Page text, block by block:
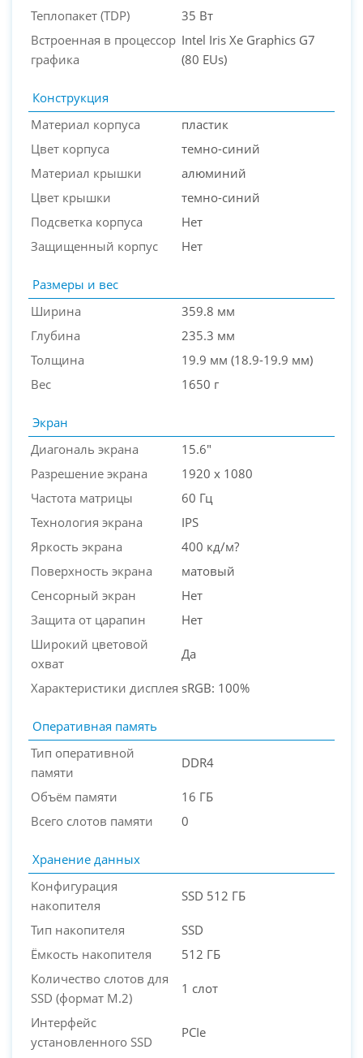
Теплопакет (TDP)
35 Вт
Встроенная в процессор
графика
Intel Iris Xe Graphics G7
(80 EUs)
Конструкция
Материал корпуса
пластик
Цвет корпуса
темно-синий
Материал крышки
алюминий
Цвет крышки
темно-синий
Подсветка корпуса
Нет
Защищенный корпус
Нет
Размеры и вес
Ширина
359.8 мм
Глубина
235.3 мм
Толщина
19.9 мм (18.9-19.9 мм)
Вес
1650 г
Экран
Диагональ экрана
15.6"
Разрешение экрана
1920 x 1080
Частота матрицы
60 Гц
Технология экрана
IPS
Яркость экрана
400 кд/м?
Поверхность экрана
матовый
Сенсорный экран
Нет
Защита от царапин
Нет
Широкий цветовой
охват
Да
Характеристики дисплея sRGB: 100%
Оперативная память
Тип оперативной
памяти
DDR4
Объём памяти
16 ГБ
Всего слотов памяти
0
Хранение данных
Конфигурация
накопителя
SSD 512 ГБ
Тип накопителя
SSD
Ёмкость накопителя
512 ГБ
Количество слотов для
SSD (формат M.2)
1 слот
Интерфейс
установленного SSD
PCIe